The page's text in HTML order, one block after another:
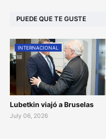
PUEDE QUE TE GUSTE
INTERNACIONAL
Lubetkin viajó a Bruselas
July 06, 2026